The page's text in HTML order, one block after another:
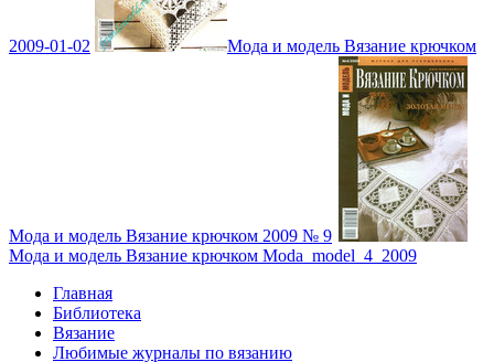
2009-01-02 Мода и модель Вязание крючком
Мода и модель Вязание крючком 2009 № 9
Мода и модель Вязание крючком Moda_model_4_2009
Главная
Библиотека
Вязание
Любимые журналы по вязанию